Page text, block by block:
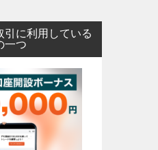
引に利用している
一つ